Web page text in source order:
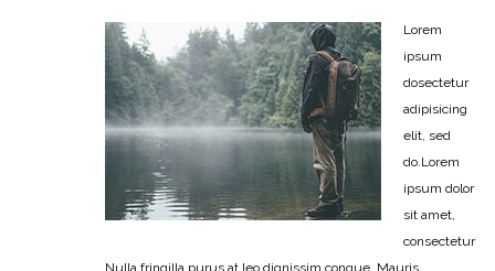
Lorem
ipsum
dosectetur
adipisicing
elit, sed
do.Lorem
ipsum dolor
sit amet,
consectetur
Nulla fringilla purus at leo dignissim congue. Mauris